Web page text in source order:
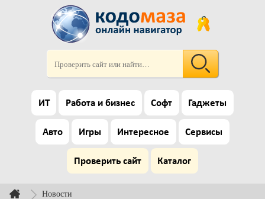
ИТ Работа и бизнес Софт Гаджеты
Авто Игры Интересное Сервисы
Проверить сайт Каталог
Новости